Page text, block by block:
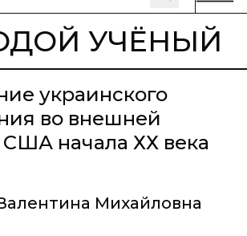
УЧЁНЫЙ
украинского
во внешней
начала ХХ века
Михайловна